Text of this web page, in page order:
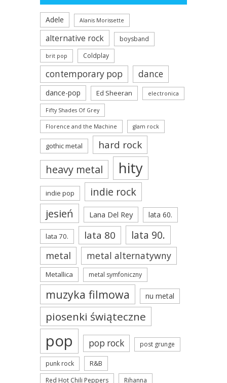
Adele Alanis Morissette
alternative rock boysband
brit pop Coldplay
contemporary pop dance
dance-pop Ed Sheeran electronica
Fifty Shades Of Grey
Florence and the Machine glam rock
gothic metal hard rock
heavy metal hity
indie pop indie rock
jesień Lana Del Rey lata 60.
lata 70. lata 80 lata 90.
metal metal alternatywny
Metallica metal symfoniczny
muzyka filmowa nu metal
piosenki świąteczne
pop pop rock post grunge
punk rock R&B
Red Hot Chili Peppers Rihanna